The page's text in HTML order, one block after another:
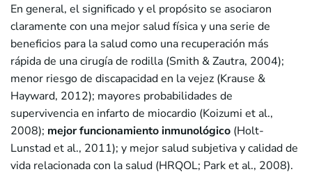
En general, el significado y el propósito se asociaron
claramente con una mejor salud física y una serie de
beneficios para la salud como una recuperación más
rápida de una cirugía de rodilla (Smith & Zautra, 2004);
menor riesgo de discapacidad en la vejez (Krause &
Hayward, 2012); mayores probabilidades de
supervivencia en infarto de miocardio (Koizumi et al.,
2008); mejor funcionamiento inmunológico (Holt-
Lunstad et al., 2011); y mejor salud subjetiva y calidad de
vida relacionada con la salud (HRQOL; Park et al., 2008).